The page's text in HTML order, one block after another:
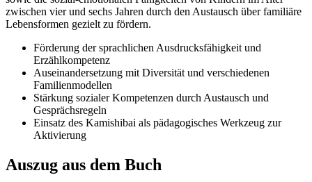
zwischen vier und sechs Jahren durch den Austausch über familiäre
Lebensformen gezielt zu fördern.
Förderung der sprachlichen Ausdrucksfähigkeit und
Erzählkompetenz
Auseinandersetzung mit Diversität und verschiedenen
Familienmodellen
Stärkung sozialer Kompetenzen durch Austausch und
Gesprächsregeln
Einsatz des Kamishibai als pädagogisches Werkzeug zur
Aktivierung
Auszug aus dem Buch